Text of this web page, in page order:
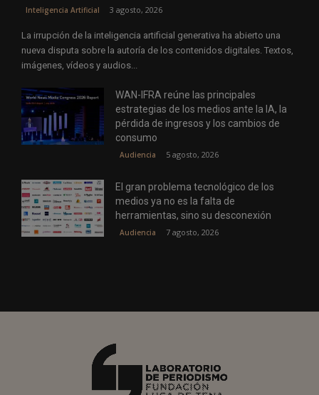
Inteligencia Artificial 3 agosto, 2026
La irrupción de la inteligencia artificial generativa ha abierto una
nueva disputa sobre la autoría de los contenidos digitales. Textos,
imágenes, vídeos y audios...
WAN-IFRA reúne las principales
estrategias de los medios ante la IA, la
pérdida de ingresos y los cambios de
consumo
Audiencia 5 agosto, 2026
El gran problema tecnológico de los
medios ya no es la falta de
herramientas, sino su desconexión
Audiencia 7 agosto, 2026